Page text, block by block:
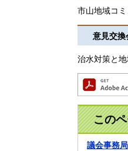
市山地域コ
意見交換
治水対策と
この
議会事務局